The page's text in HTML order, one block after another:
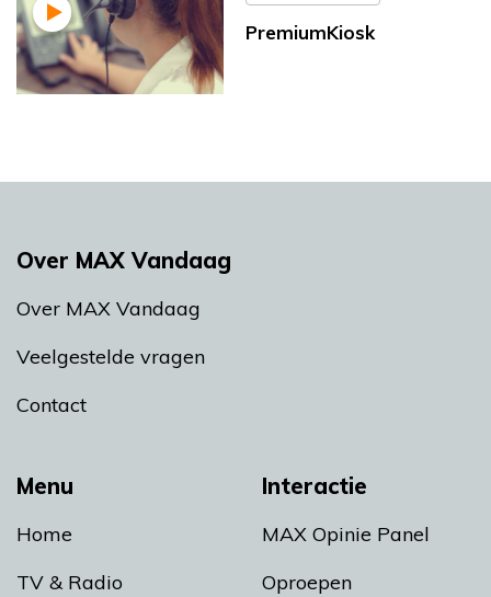
PremiumKiosk
Menu
Home
TV & Radio
Interactie
MAX Opinie Panel
Oproepen
Over MAX Vandaag
Over MAX Vandaag
Veelgestelde vragen
Contact